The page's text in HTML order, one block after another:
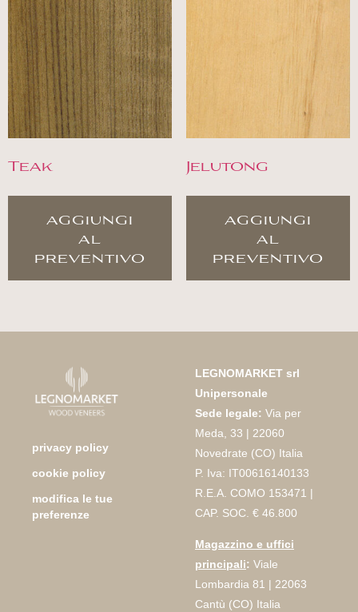
Teak
aggiungi
al
preventivo
Jelutong
aggiungi
al
preventivo
privacy policy
cookie policy
modifica le tue
preferenze
LEGNOMARKET srl
Unipersonale
Sede legale: Via per
Meda, 33 | 22060
Novedrate (CO) Italia
P. Iva: IT00616140133
R.E.A. COMO 153471 |
CAP. SOC. € 46.800
Magazzino e uffici
principali: Viale
Lombardia 81 | 22063
Cantù (CO) Italia